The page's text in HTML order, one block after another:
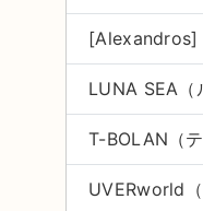
[Alexandros]
LUNA SEA（
T-BOLAN（
UVERworld